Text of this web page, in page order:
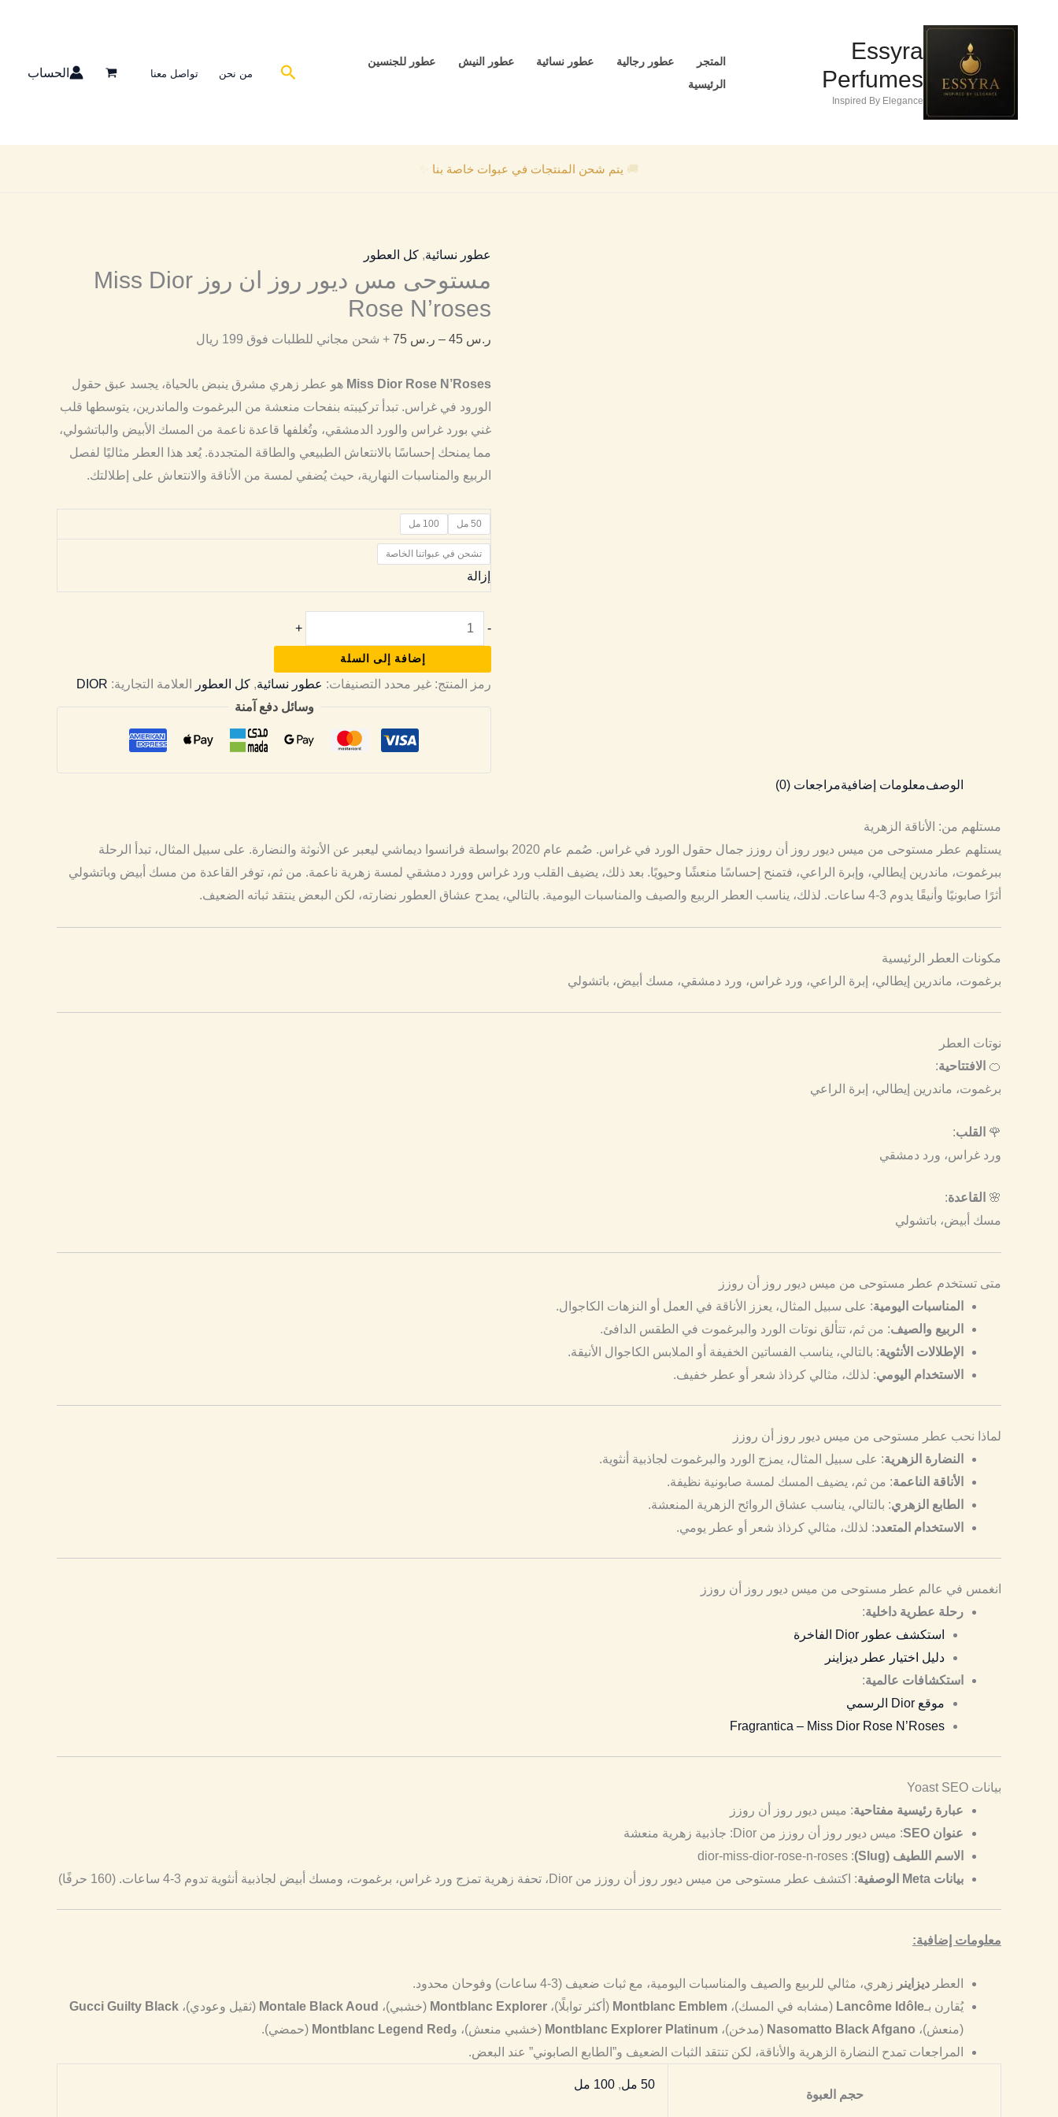
Essyra
Perfumes
Inspired By Elegance
المتجر عطور رجالية عطور نسائية عطور النيش
عطور للجنسين
الرئيسية
البحث من نحن تواصل معنا الحساب
🚚 يتم شحن المنتجات في عبوات خاصة بنا
تخفيضات!
عطور نسائية, كل العطور
مستوحى مس ديور روز ان روز Miss Dior
Rose N’roses
ر.س – ر.س
من
+ شحن مجاني للطلبات فوق 199 ريال
Miss Dior Rose N’Roses هو عطر زهري مشرق ينبض بالحياة، يجسد عبق حقول
الورود في غراس. تبدأ تركيبته بنفحات منعشة من البرغموت والماندرين، يتوسطها قلب
غني بورد غراس والورد الدمشقي، وتُغلفها قاعدة ناعمة من المسك الأبيض والباتشولي،
مما يمنحك إحساسًا بالانتعاش الطبيعي والطاقة المتجددة.يُعد هذا العطر مثاليًا لفصل
الربيع والمناسبات النهارية، حيث يُضفي لمسة من الأناقة والانتعاش على إطلالتك.
50 مل 100 مل
تشحن في عبواتنا الخاصة
إزالة
-
مس
روز
Miss
+
إضافة إلى السلة
رمز المنتج: غير محدد التصنيفات: عطور نسائية, كل العطور العلامة التجارية: DIOR
وسائل دفع آمنة
الوصفمعلومات إضافيةمراجعات (0)
مستلهم من: الأناقة الزهرية
يستلهم عطر مستوحى من ميس ديور روز أن روزز جمال حقول الورد في غراس. صُمم عام 2020 بواسطة فرانسوا ديماشي ليعبر عن الأنوثة والنضارة. على سبيل المثال، تبدأ الرحلة
ببرغموت، ماندرين إيطالي، وإبرة الراعي، فتمنح إحساسًا منعشًا وحيويًا. بعد ذلك، يضيف القلب ورد غراس وورد دمشقي لمسة زهرية ناعمة. من ثم، توفر القاعدة من مسك أبيض وباتشولي
أثرًا صابونيًا وأنيقًا يدوم 3-4 ساعات. لذلك، يناسب العطر الربيع والصيف والمناسبات اليومية. بالتالي، يمدح عشاق العطور نضارته، لكن البعض ينتقد ثباته الضعيف.
مكونات العطر الرئيسية
برغموت، ماندرين إيطالي، إبرة الراعي، ورد غراس، ورد دمشقي، مسك أبيض، باتشولي
نوتات العطر
🍊 الافتتاحية:
برغموت، ماندرين إيطالي، إبرة الراعي
🌹 القلب:
ورد غراس، ورد دمشقي
🌸 القاعدة:
مسك أبيض، باتشولي
متى تستخدم عطر مستوحى من ميس ديور روز أن روزز
المناسبات اليومية: على سبيل المثال، يعزز الأناقة في العمل أو النزهات الكاجوال.
الربيع والصيف: من ثم، تتألق نوتات الورد والبرغموت في الطقس الدافئ.
الإطلالات الأنثوية: بالتالي، يناسب الفساتين الخفيفة أو الملابس الكاجوال الأنيقة.
الاستخدام اليومي: لذلك، مثالي كرذاذ شعر أو عطر خفيف.
لماذا نحب عطر مستوحى من ميس ديور روز أن روزز
النضارة الزهرية: على سبيل المثال، يمزج الورد والبرغموت لجاذبية أنثوية.
الأناقة الناعمة: من ثم، يضيف المسك لمسة صابونية نظيفة.
الطابع الزهري: بالتالي، يناسب عشاق الروائح الزهرية المنعشة.
الاستخدام المتعدد: لذلك، مثالي كرذاذ شعر أو عطر يومي.
انغمس في عالم عطر مستوحى من ميس ديور روز أن روزز
رحلة عطرية داخلية:
استكشف عطور Dior الفاخرة
دليل اختيار عطر ديزاينر
استكشافات عالمية:
موقع Dior الرسمي
Fragrantica – Miss Dior Rose N’Roses
بيانات Yoast SEO
عبارة رئيسية مفتاحية: ميس ديور روز أن روزز
عنوان SEO
: ميس ديور روز أن روزز من Dior: جاذبية زهرية منعشة
الاسم اللطيف (Slug)
: dior-miss-dior-rose-n-roses
بيانات Meta الوصفية
: اكتشف عطر مستوحى من ميس ديور روز أن روزز من Dior، تحفة زهرية تمزج ورد غراس، برغموت، ومسك أبيض لجاذبية أنثوية تدوم 3-4 ساعات. (160 حرفًا)
معلومات إضافية:
العطر ديزاينر زهري، مثالي للربيع والصيف والمناسبات اليومية، مع ثبات ضعيف (3-4 ساعات) وفوحان محدود.
يُقارن بـLancôme Idôle (مشابه في المسك)، Montblanc Emblem (أكثر توابلًا)، Montblanc Explorer (خشبي)، Montale Black Aoud (ثقيل وعودي)، Gucci Guilty Black
(منعش)، Nasomatto Black Afgano (مدخن)، Montblanc Explorer Platinum (خشبي منعش)، و Montblanc Legend Red (حمضي).
المراجعات تمدح النضارة الزهرية والأناقة، لكن تنتقد الثبات الضعيف و”الطابع الصابوني” عند البعض.
حجم العبوة
50 مل , 100 مل